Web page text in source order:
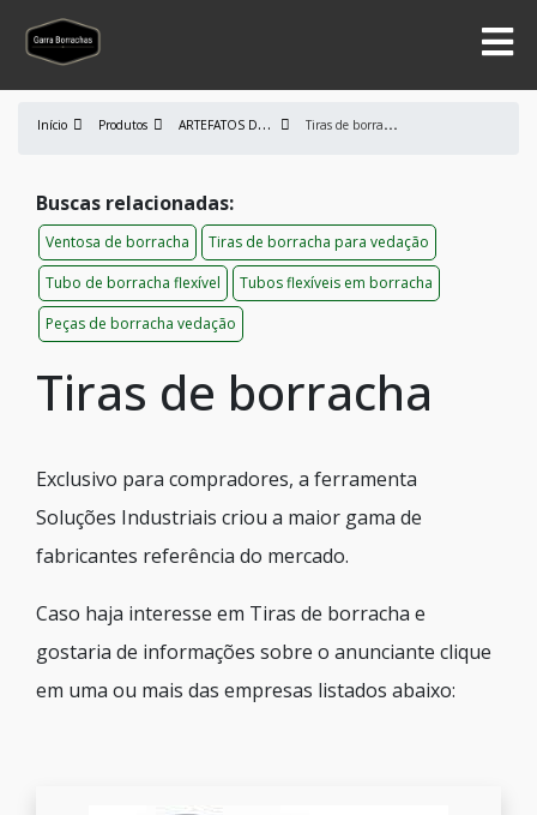
Início Produtos A
RTEFATOS DE BORRACHA T
iras de borracha
Buscas relacionadas:
Ventosa de borracha
Tiras de borracha para vedação
Tubo de borracha flexível
Tubos flexíveis em borracha
Peças de borracha vedação
Tiras de borracha
Exclusivo para compradores, a ferramenta
Soluções Industriais criou a maior gama de
fabricantes referência do mercado.
Caso haja interesse em Tiras de borracha e
gostaria de informações sobre o anunciante clique
em uma ou mais das empresas listados abaixo: